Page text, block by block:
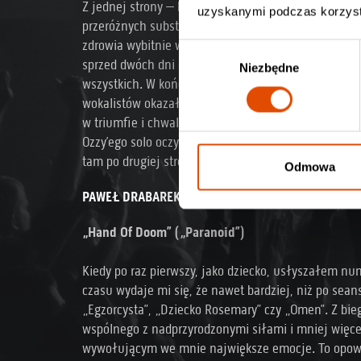
uzyskanymi podczas
W
ó
z
g
d
y
Niezbędne
Odmowa
Z jednej strony – każdy wiedział, że kostucha czai
przeróżnych substancji, że przez ponad dwie
zdrowia wybitnie wycieńczające… No, ale właśnie
sprzed dwóch dni o odejściu artysty. Ozzy miał być
wszystkich. W końcu Książe Ciemności nie
wokalistów okazał się po prostu człowiekiem i po
w triumfie i chwale. Z tej okazji w redakcyjnym
Ozzy’ego solo oczywiście, aby chociaż w
tam po drugiej stronie nie wkurza cię żaden
PAWEŁ DRABAREK:
„Hand Of Doom” („Paranoid”)
Kiedy po raz pierwszy, jako dziecko, usłyszałem
czasu wydaje mi się, że nawet bardziej, niż po
„Egzorcysta”, „Dziecko Rosemary” czy „Omen”. Z
wspólnego z nadprzyrodzonymi siłami i mniej
wywołującym we mnie największe emocje. To